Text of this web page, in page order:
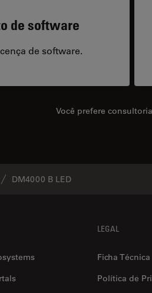
de software
de software.
Você prefere
DM4000 B LED
LEGAL
Ficha Técnica
Política de